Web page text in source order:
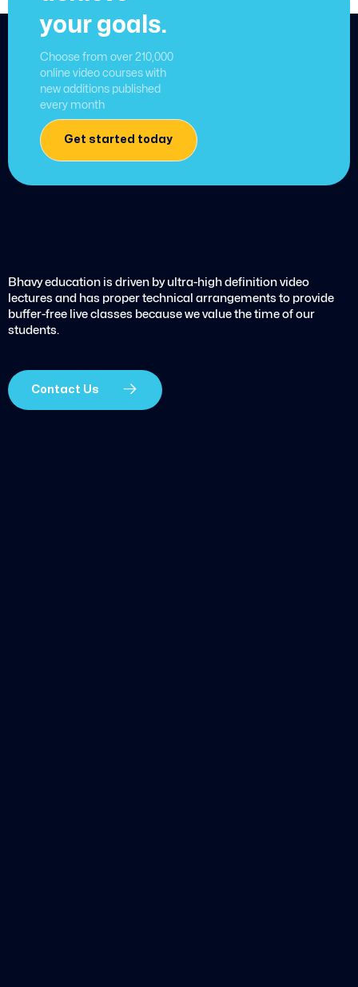
your goals.
Choose from over 210,000
online video courses with
new additions published
every month
Get started today
Bhavy education is driven by ultra-high definition video
lectures and has proper technical arrangements to provide
buffer-free live classes because we value the time of our
students.
Contact Us